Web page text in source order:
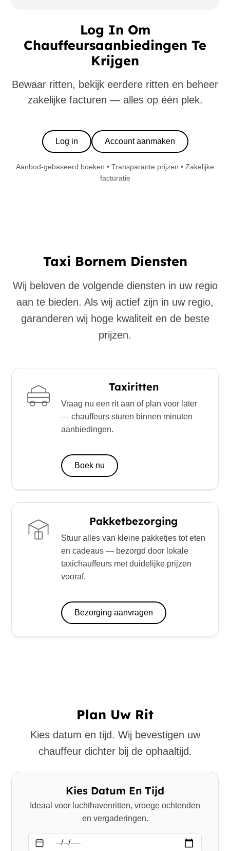
Log In Om
Chauffeursaanbiedingen Te
Krijgen
Bewaar ritten, bekijk eerdere ritten en beheer
zakelijke facturen — alles op één plek.
Log in Account aanmaken
Aanbod-gebaseerd boeken • Transparante prijzen • Zakelijke
facturatie
Taxi Bornem Diensten
Wij beloven de volgende diensten in uw regio
aan te bieden. Als wij actief zijn in uw regio,
garanderen wij hoge kwaliteit en de beste
prijzen.
Taxiritten
Vraag nu een rit aan of plan voor later
— chauffeurs sturen binnen minuten
aanbiedingen.
Boek nu
Pakketbezorging
Stuur alles van kleine pakketjes tot eten
en cadeaus — bezorgd door lokale
taxichauffeurs met duidelijke prijzen
vooraf.
Bezorging aanvragen
Plan Uw Rit
Kies datum en tijd. Wij bevestigen uw
chauffeur dichter bij de ophaaltijd.
Kies Datum En Tijd
Ideaal voor luchthavenritten, vroege ochtenden
en vergaderingen.